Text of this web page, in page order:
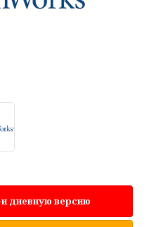
дневную версию